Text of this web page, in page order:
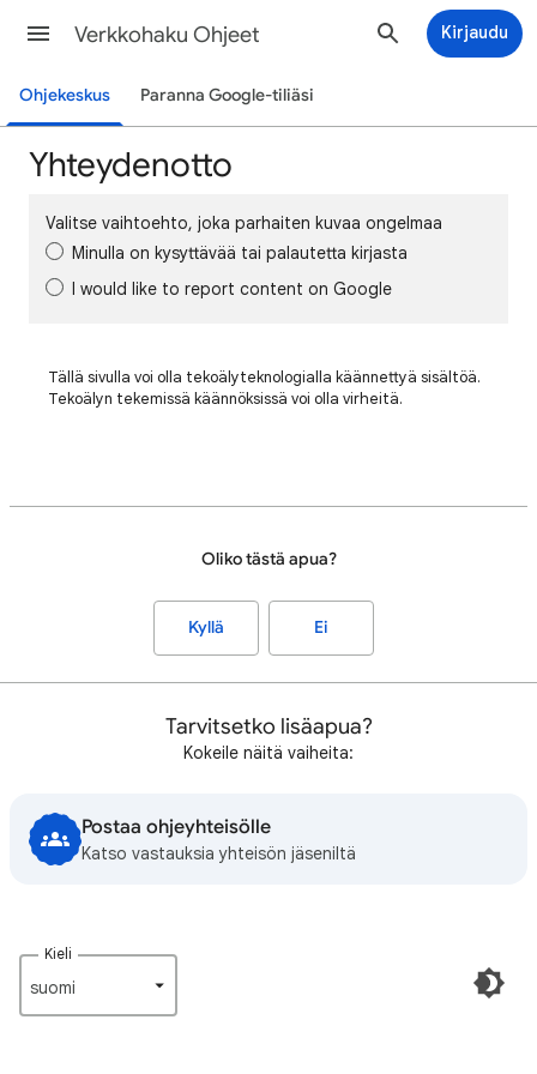
Verkkohaku Ohjeet Kirjaudu
Ohjekeskus Paranna Google-tiliäsi
Yhteydenotto
Valitse vaihtoehto, joka parhaiten kuvaa ongelmaa
Minulla on kysyttävää tai palautetta kirjasta
I would like to report content on Google
Tällä sivulla voi olla tekoälyteknologialla käännettyä sisältöä.
Tekoälyn tekemissä käännöksissä voi olla virheitä.
Oliko tästä apua?
Kyllä Ei
Tarvitsetko lisäapua?
Kokeile näitä vaiheita:
Postaa ohjeyhteisölle
Katso vastauksia yhteisön jäseniltä
Kieli
suomi‎